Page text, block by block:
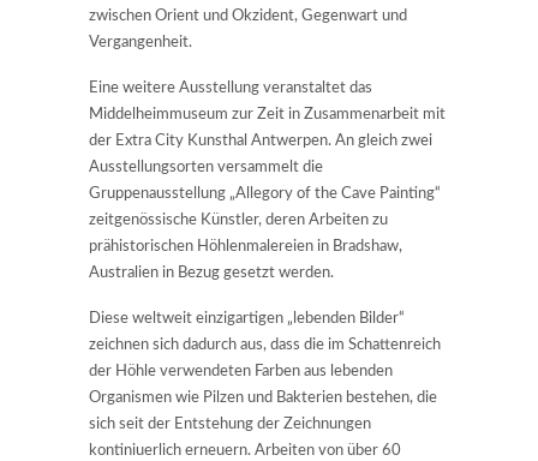
zwischen Orient und Okzident, Gegenwart und
Vergangenheit.
Eine weitere Ausstellung veranstaltet das
Middelheimmuseum zur Zeit in Zusammenarbeit mit
der Extra City Kunsthal Antwerpen. An gleich zwei
Ausstellungsorten versammelt die
Gruppenausstellung „Allegory of the Cave Painting“
zeitgenössische Künstler, deren Arbeiten zu
prähistorischen Höhlenmalereien in Bradshaw,
Australien in Bezug gesetzt werden.
Diese weltweit einzigartigen „lebenden Bilder“
zeichnen sich dadurch aus, dass die im Schattenreich
der Höhle verwendeten Farben aus lebenden
Organismen wie Pilzen und Bakterien bestehen, die
sich seit der Entstehung der Zeichnungen
kontiniuerlich erneuern. Arbeiten von über 60